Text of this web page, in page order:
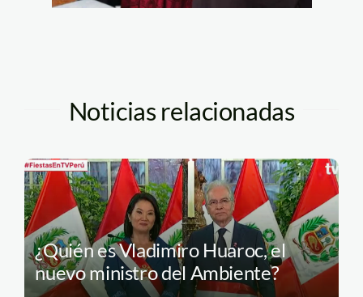
Noticias relacionadas
¿Quién es Vladimiro Huaroc, el
nuevo ministro del Ambiente?